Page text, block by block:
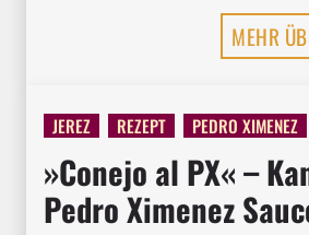
MEHR
JEREZ REZEPT PEDRO XIMENEZ
»Conejo al PX« –
Pedro Ximenez